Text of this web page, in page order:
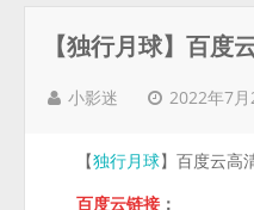
【独行月球】百度
小影迷 2022年7月
【独行月球】百度云高
百度云链接 ：